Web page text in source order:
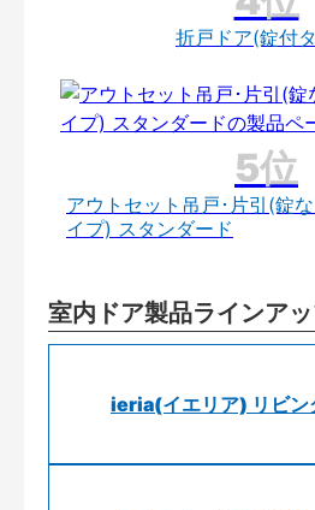
折戸ドア(錠付
アウトセット吊戸･片引(錠
イプ) スタンダード
室内ドア製品ラインア
ieria(イエリア) リビン